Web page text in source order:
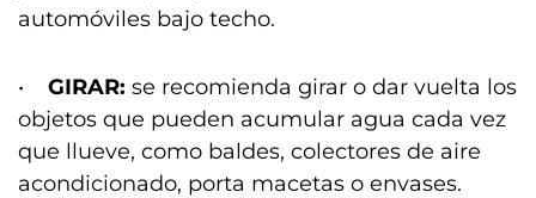
automóviles bajo techo.
• GIRAR: se recomienda girar o dar vuelta los
objetos que pueden acumular agua cada vez
que llueve, como baldes, colectores de aire
acondicionado, porta macetas o envases.